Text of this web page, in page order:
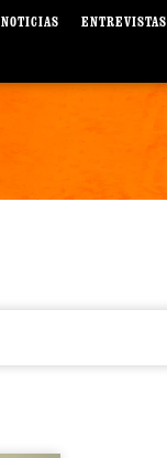
NOTICIAS ENTREVISTAS